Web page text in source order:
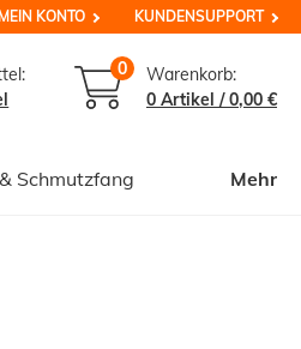
MEIN KONTO KUNDENSUPPORT
0
Warenkorb:
0 Artikel /0,00 €
Schmutzfang Mehr